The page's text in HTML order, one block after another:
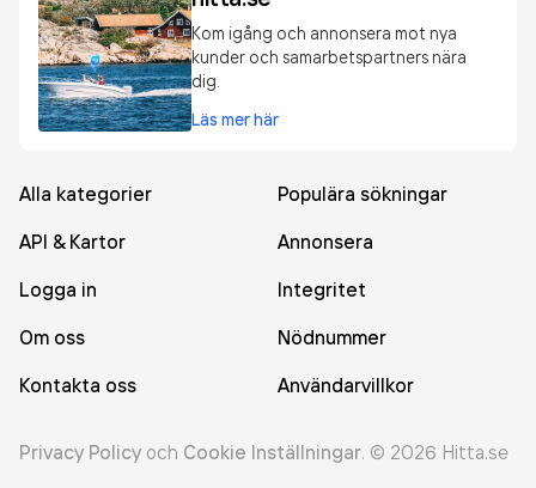
Kom igång och annonsera mot nya
kunder och samarbetspartners nära
dig.
Läs mer här
Alla kategorier
Populära sökningar
API & Kartor
Annonsera
Logga in
Integritet
Om oss
Nödnummer
Kontakta oss
Användarvillkor
Privacy Policy och Cookie Inställningar. © 2026 Hitta.se